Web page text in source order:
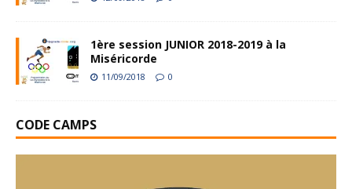
1ère session JUNIOR 2018-2019 à la
Miséricorde
11/09/2018 0
CODE CAMPS